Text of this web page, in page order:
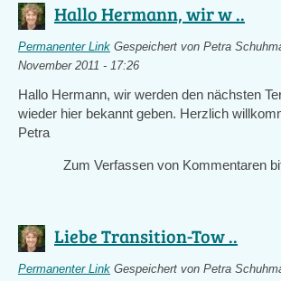
Hallo Hermann, wir w ..
Permanenter Link Gespeichert von Petra
November 2011 - 17:26
Hallo Hermann, wir werden den nächsten
wieder hier bekannt geben. Herzlich
Petra
Zum Verfassen von Kommentaren
Liebe Transition-Tow ..
Permanenter Link Gespeichert von Petra